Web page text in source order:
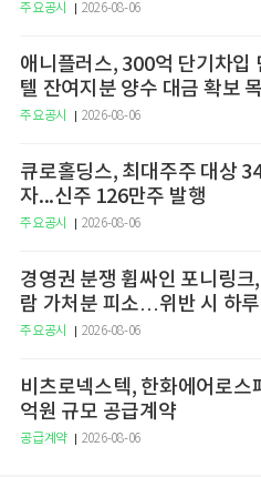
주요공시 2026-08-06
애니플러스, 300억 단기차
텔 잔여지분 양수 대금 확보
주요공시 2026-08-06
큐로홀딩스, 최대주주 대상
자...신주 126만주 발행
주요공시 2026-08-06
경영권 분쟁 휩싸인 포니링크
람 가처분 피소…위반 시 하
구
주요공시 2026-08-06
비츠로넥스텍, 한화에어로스
억원 규모 공급계약
공급계약 2026-08-06